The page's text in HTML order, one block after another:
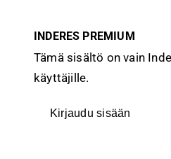
INDERES PREMIUM
Tämä sisältö on vain
käyttäjille.
Kirjaudu sisään